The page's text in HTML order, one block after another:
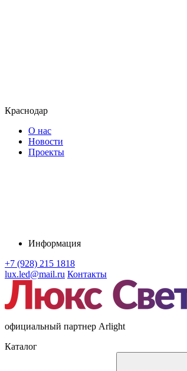
Краснодар
О нас
Новости
Проекты
Информация
+7 (928) 215 1818
lux.led@mail.ru Контакты
официальный партнер Arlight
Каталог